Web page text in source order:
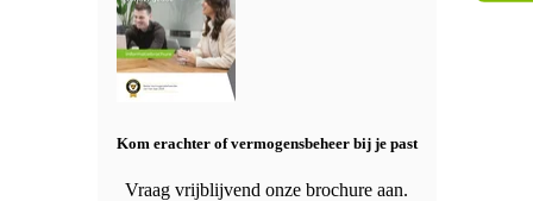
Kom erachter of vermogensbeheer bij je past
Vraag vrijblijvend onze brochure aan.